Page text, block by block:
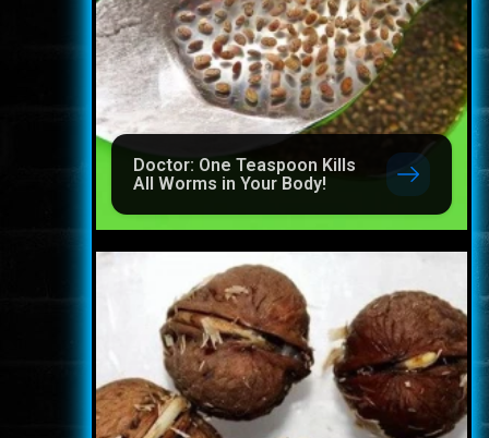
Doctor: One Teaspoon Kills
All Worms in Your Body!